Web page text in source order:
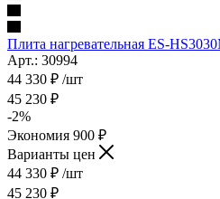
Плита нагревательная ES-
Арт.: 30994
44 330 ₽ /шт
45 230 ₽
-2%
Экономия 900 ₽
Варианты цен
44 330 ₽ /шт
45 230 ₽